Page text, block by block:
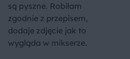
są pyszne. Robiłam
zgodnie z przepisem,
dodaje zdjęcie jak to
wygląda w mikserze.